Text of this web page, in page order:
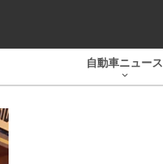
自動車ニュース